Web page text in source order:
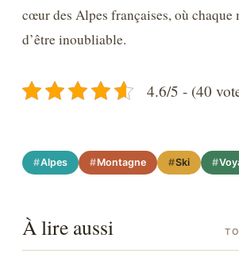
cœur des Alpes françaises, où chaque
d’être inoubliable.
4.6/5 - (40
Alpes Montagne Ski
À lire aussi